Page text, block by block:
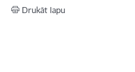
Drukāt lapu